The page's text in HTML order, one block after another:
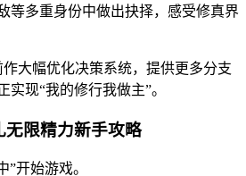
等多重身份中做出抉择，感受修真界
大幅优化决策系统，提供更多分支
现“我的修行我做主”。
无限精力新手攻略
”开始游戏。